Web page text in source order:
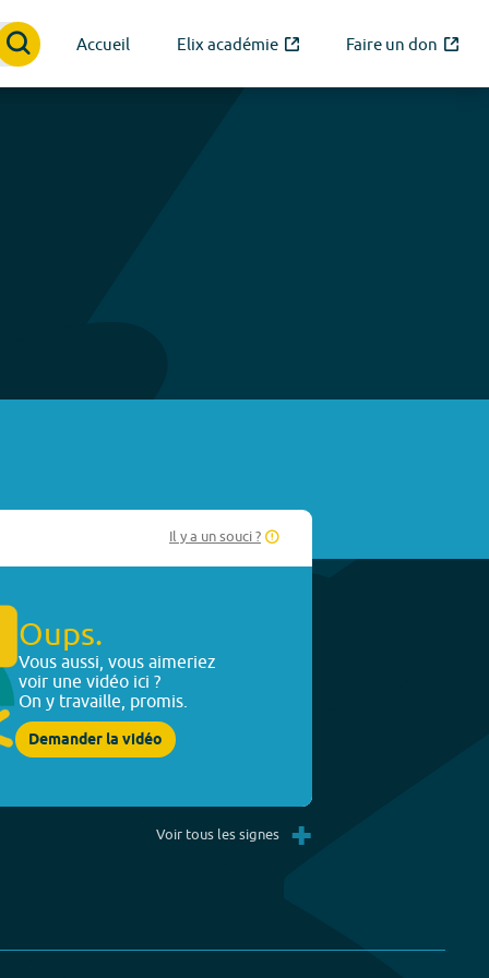
Accueil Elix académie Faire un don
Il y a un souci ?
Oups.
Vous aussi, vous aimeriez
voir une vidéo ici ?
On y travaille, promis.
Demander la vidéo
Voir tous les signes +